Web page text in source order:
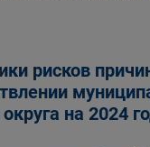
рисков
на 2024